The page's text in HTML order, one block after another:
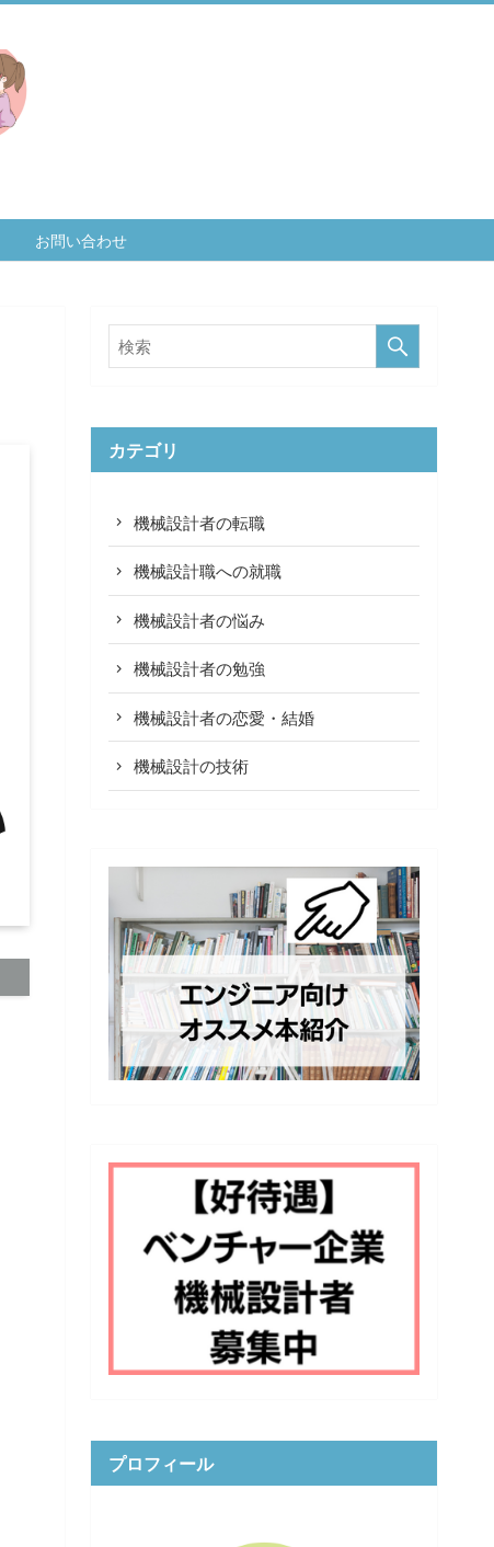
お問い合わせ
カテゴリ
機械設計者の転職
機械設計職への就職
機械設計者の悩み
機械設計者の勉強
機械設計者の恋愛・結婚
機械設計の技術
プロフィール